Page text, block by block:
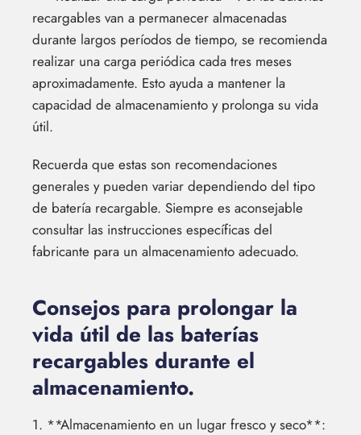
recargables van a permanecer almacenadas
durante largos períodos de tiempo, se recomienda
realizar una carga periódica cada tres meses
aproximadamente. Esto ayuda a mantener la
capacidad de almacenamiento y prolonga su vida
útil.
Recuerda que estas son recomendaciones
generales y pueden variar dependiendo del tipo
de batería recargable. Siempre es aconsejable
consultar las instrucciones específicas del
fabricante para un almacenamiento adecuado.
Consejos para prolongar la
vida útil de las baterías
recargables durante el
almacenamiento.
1. **Almacenamiento en un lugar fresco y seco**: